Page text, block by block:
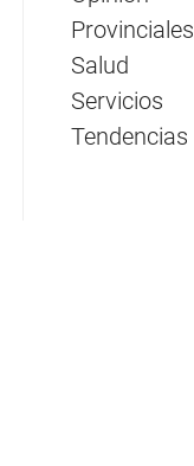
Provinciales
Salud
Servicios
Tendencias